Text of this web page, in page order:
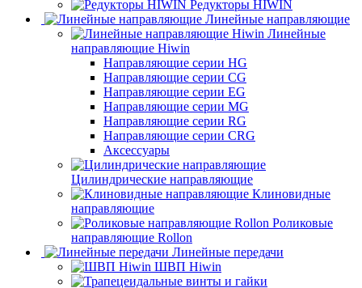
Редукторы HIWIN
Линейные направляющие
Линейные
направляющие Hiwin
Направляющие серии HG
Направляющие серии CG
Направляющие серии EG
Направляющие серии MG
Направляющие серии RG
Направляющие серии CRG
Аксессуары
Цилиндрические направляющие
Клиновидные
направляющие
Роликовые
направляющие Rollon
Линейные передачи
ШВП Hiwin